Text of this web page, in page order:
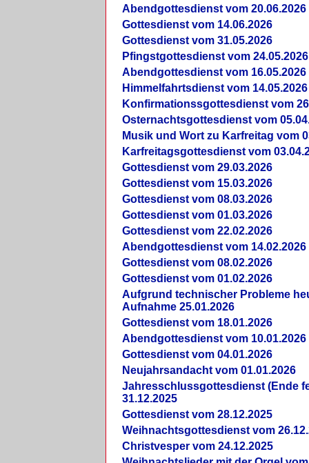
Abendgottesdienst vom 20.06.2026
Gottesdienst vom 14.06.2026
Gottesdienst vom 31.05.2026
Pfingstgottesdienst vom 24.05.2026
Abendgottesdienst vom 16.05.2026
Himmelfahrtsdienst vom 14.05.2026
Konfirmationssgottesdienst vom
Osternachtsgottesdienst vom
Musik und Wort zu Karfreitag vom
Karfreitagsgottesdienst vom
Gottesdienst vom 29.03.2026
Gottesdienst vom 15.03.2026
Gottesdienst vom 08.03.2026
Gottesdienst vom 01.03.2026
Gottesdienst vom 22.02.2026
Abendgottesdienst vom 14.02.2026
Gottesdienst vom 08.02.2026
Gottesdienst vom 01.02.2026
Aufgrund technischer Probleme
Aufnahme 25.01.2026
Gottesdienst vom 18.01.2026
Abendgottesdienst vom 10.01.2026
Gottesdienst vom 04.01.2026
Neujahrsandacht vom 01.01.2026
Jahresschlussgottesdienst (Ende
31.12.2025
Gottesdienst vom 28.12.2025
Weihnachtsgottesdienst vom
Christvesper vom 24.12.2025